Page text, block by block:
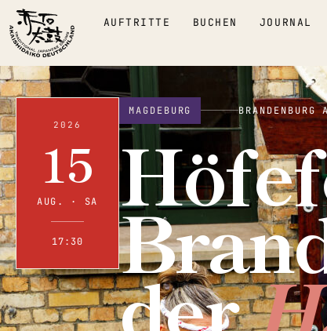
AUFTRITTE BUCHEN JOURNAL
2026
15
AUG. · SA
17:30
MAGDEBURG BRANDENBURG
der